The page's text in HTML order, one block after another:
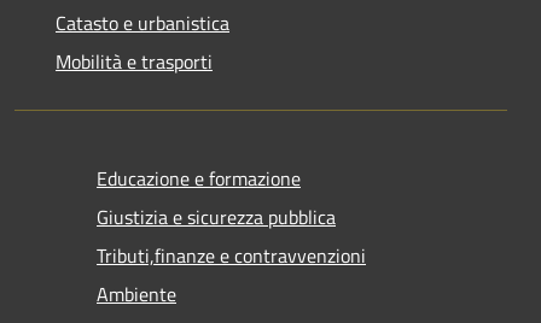
Catasto e urbanistica
Mobilità e trasporti
Educazione e formazione
Giustizia e sicurezza pubblica
Tributi,finanze e contravvenzioni
Ambiente